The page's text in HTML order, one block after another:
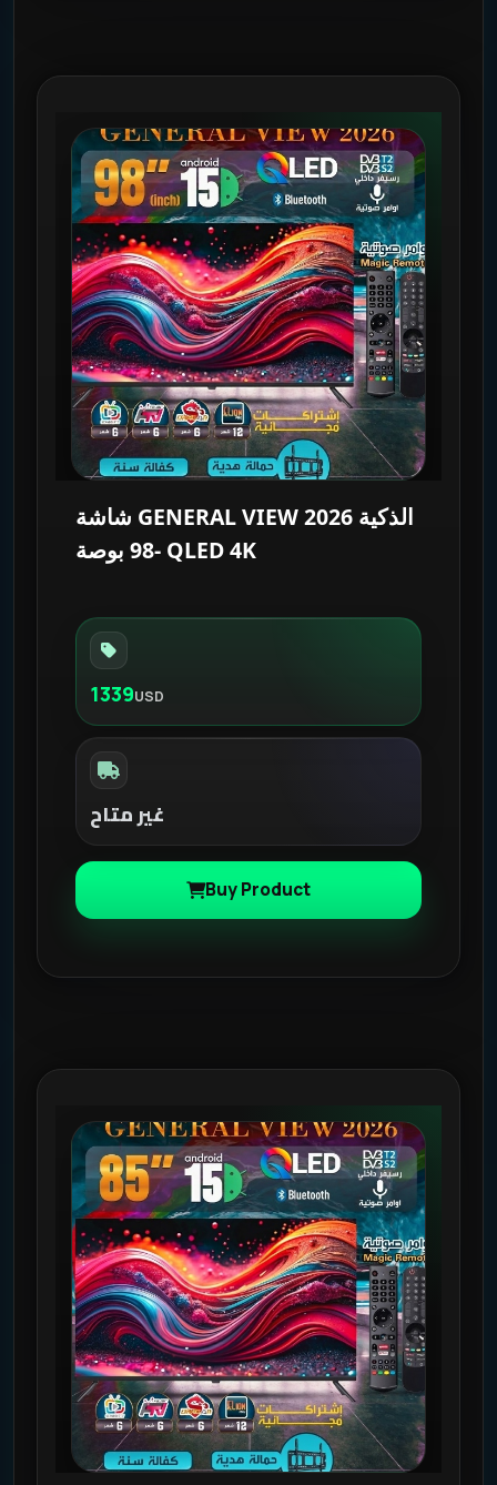
شاشة GENERAL VIEW 2026 الذكية
-98 بوصة QLED 4K
1339USD
غير متاح
Buy Product